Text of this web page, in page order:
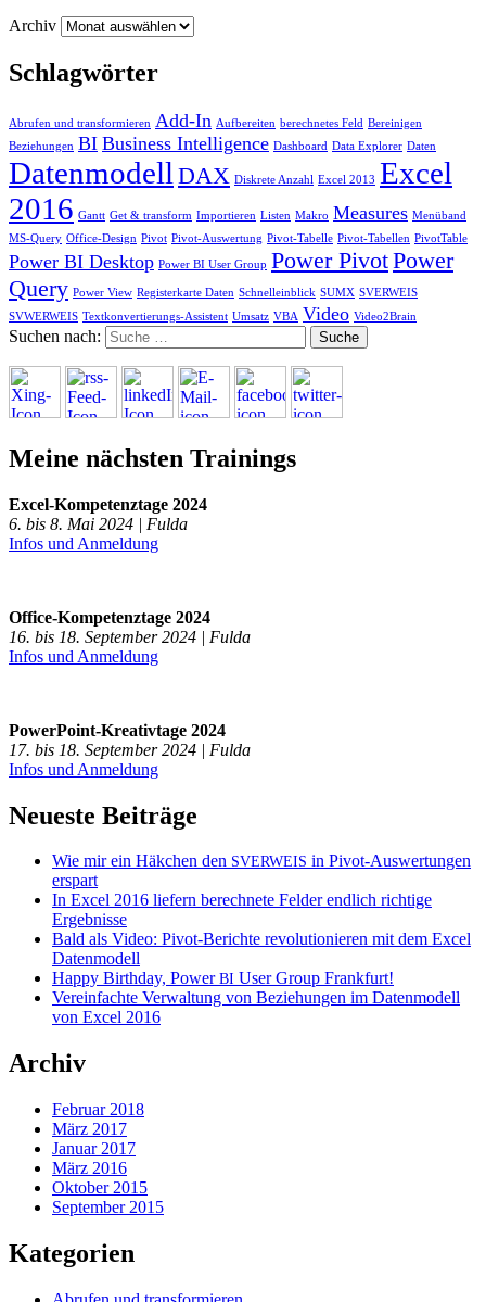
Archiv
Schlagwörter
Abrufen und transformieren Add-In Aufbereiten berechnetes Feld Bereinigen
Beziehungen BI Business Intelligence Dashboard Data Explorer Daten
Datenmodell DAX Diskrete Anzahl Excel 2013 Excel
2016 Gantt Get & transform Importieren Listen Makro Measures Menüband
MS-Query Office-Design Pivot Pivot-Auswertung Pivot-Tabelle Pivot-Tabellen PivotTable
Power BI Desktop Power BI User Group Power PivotPower
Query Power View Registerkarte Daten Schnelleinblick SUMX SVERWEIS
SVWERWEIS Textkonvertierungs-Assistent Umsatz VBA Video Video2Brain
Suchen nach:
Meine nächsten Trainings
Excel-Kompetenztage 2024
6. bis 8. Mai 2024 | Fulda
Infos und Anmeldung
Office-Kompetenztage 2024
16. bis 18. September 2024 | Fulda
Infos und Anmeldung
PowerPoint-Kreativtage 2024
17. bis 18. September 2024 | Fulda
Infos und Anmeldung
Neueste Beiträge
Wie mir ein Häkchen den SVERWEIS in Pivot-Auswertungen
erspart
In Excel 2016 liefern berechnete Felder endlich richtige
Ergebnisse
Bald als Video: Pivot-Berichte revolutionieren mit dem Excel
Datenmodell
Happy Birthday, PowerBI User Group Frankfurt!
Vereinfachte Verwaltung von Beziehungen im Datenmodell
von Excel 2016
Archiv
Februar 2018
März 2017
Januar 2017
März 2016
Oktober 2015
September 2015
Kategorien